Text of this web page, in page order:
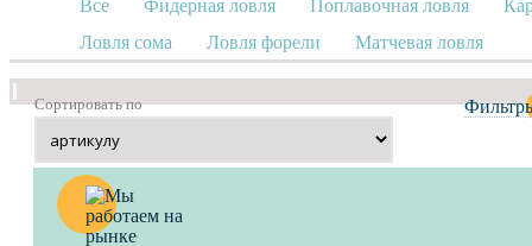
Все Фидерная ловля Поплавочная ловля
Ловля сома
Ловля форели Матчевая ловля
Сортировать по